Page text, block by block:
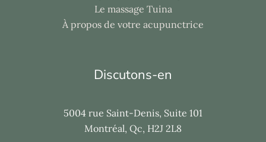
Le massage Tuina
À propos de votre acupunctrice
Discutons-en
5004 rue Saint-Denis, Suite 101
Montréal, Qc, H2J 2L8